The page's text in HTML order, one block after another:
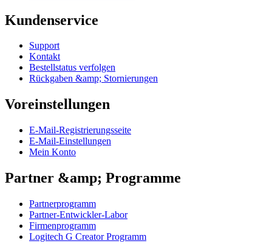
Kundenservice
Support
Kontakt
Bestellstatus verfolgen
Rückgaben &amp; Stornierungen
Voreinstellungen
E-Mail-Registrierungsseite
E-Mail-Einstellungen
Mein Konto
Partner &amp; Programme
Partnerprogramm
Partner-Entwickler-Labor
Firmenprogramm
Logitech G Creator Programm